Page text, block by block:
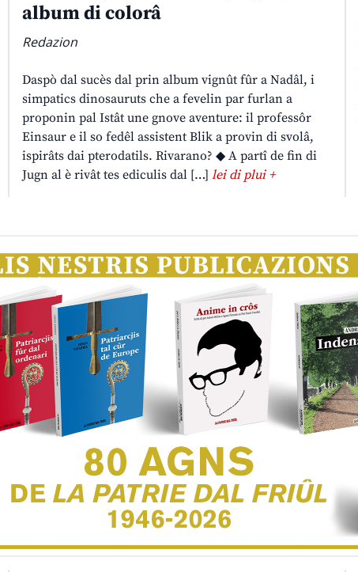
album di colorâ
Redazion
Daspò dal sucès dal prin album vignût fûr a Nadâl, i
simpatics dinosauruts che a fevelin par furlan a
proponin pal Istât une gnove aventure: il professôr
Einsaur e il so fedêl assistent Blik a provin di svolâ,
ispirâts dai pterodatils. Rivarano? ◆ A partî de fin di
Jugn al è rivât tes ediculis dal […] lei di plui +